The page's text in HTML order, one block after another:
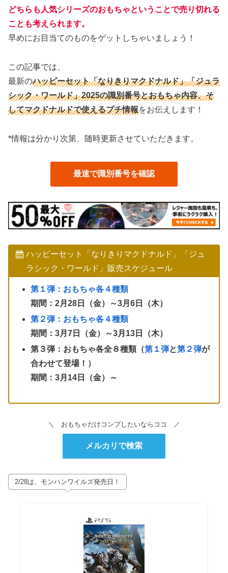
どちらも 人気シリーズのおもちゃということで売り切れる
ことも考えられます。
早めにお目当てのものをゲットしちゃいましょう！
この記事では、
最新のハッピーセット「なりきりマクドナルド」「ジュラ
シック・ワールド」2025の識別番号とおもちゃ内容、そ
してマクドナルドで使えるプチ情報をお伝えします！
*情報は分かり次第、随時更新させていただきます。
最速で識別番号を確認
ハッピーセット「なりきりマクドナルド」「ジュ
ラシック・ワールド」販売スケジュール
第１弾：おもちゃ各４種類
期間：2月28日（金）～3月6日（木）
第２弾：おもちゃ各４種類
期間：3月7日（金）～3月13日（木）
第３弾：おもちゃ各全８種類（第１弾と第２弾が
合わせて登場！）
期間：3月14日（金）～
＼ おもちゃだけコンプしたいならココ ／
メルカリで検索
2/28は、モンハンワイルズ発売日！